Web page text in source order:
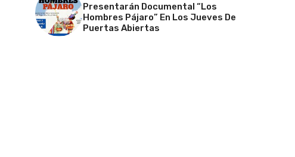
Presentarán Documental “Los
Hombres Pájaro” En Los Jueves De
Puertas Abiertas